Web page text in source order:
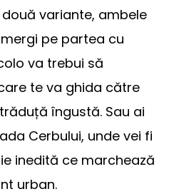
variante, ambele
pe partea cu
va trebui să
te va ghida către
îngustă. Sau ai
Cerbului, unde vei fi
inedită ce marchează
urban.